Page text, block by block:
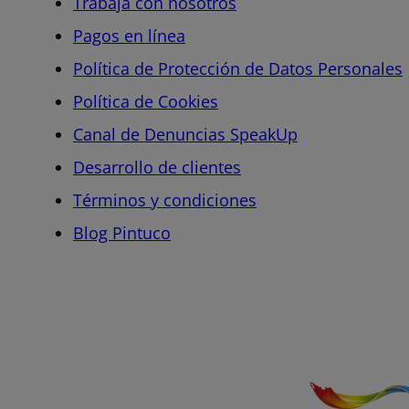
Pagos en línea
Política de Protección de Datos Personales
Política de Cookies
Canal de Denuncias SpeakUp
Desarrollo de clientes
Términos y condiciones
Blog Pintuco